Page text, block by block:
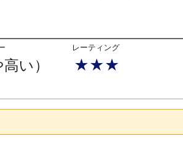
い）
レーティング
★★★